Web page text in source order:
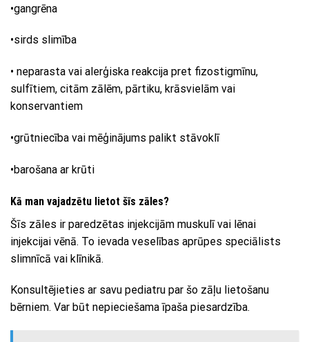
•gangrēna
•sirds slimība
• neparasta vai alerģiska reakcija pret fizostigmīnu,
sulfītiem, citām zālēm, pārtiku, krāsvielām vai
konservantiem
•grūtniecība vai mēģinājums palikt stāvoklī
•barošana ar krūti
Kā man vajadzētu lietot šīs zāles?
Šīs zāles ir paredzētas injekcijām muskulī vai lēnai
injekcijai vēnā. To ievada veselības aprūpes speciālists
slimnīcā vai klīnikā.
Konsultējieties ar savu pediatru par šo zāļu lietošanu
bērniem. Var būt nepieciešama īpaša piesardzība.